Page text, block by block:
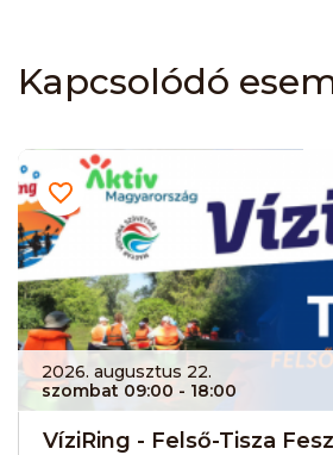
Kapcsolódó
2026. augusztus 22.
szombat 09:00 - 18:00
VíziRing - Felső-Tisza